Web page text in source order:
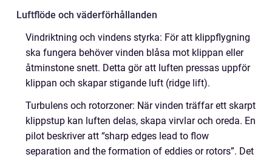
Luftflöde och väderförhållanden
Vindriktning och vindens styrka: För att klippflygning
ska fungera behöver vinden blåsa mot klippan eller
åtminstone snett. Detta gör att luften pressas uppför
klippan och skapar stigande luft (ridge lift).
Turbulens och rotorzoner: När vinden träffar ett skarpt
klippstup kan luften delas, skapa virvlar och oreda. En
pilot beskriver att “sharp edges lead to flow
separation and the formation of eddies or rotors”. Det